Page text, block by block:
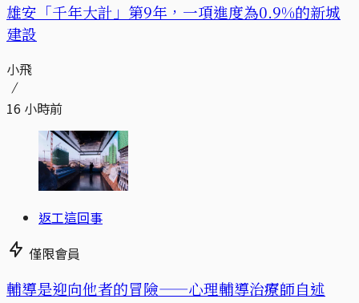
​​雄安「千年大計」第9年，一項進度為0.9%的新城
建設
小飛
16 小時前
返工這回事
僅限會員
輔導是迎向他者的冒險——心理輔導治療師自述